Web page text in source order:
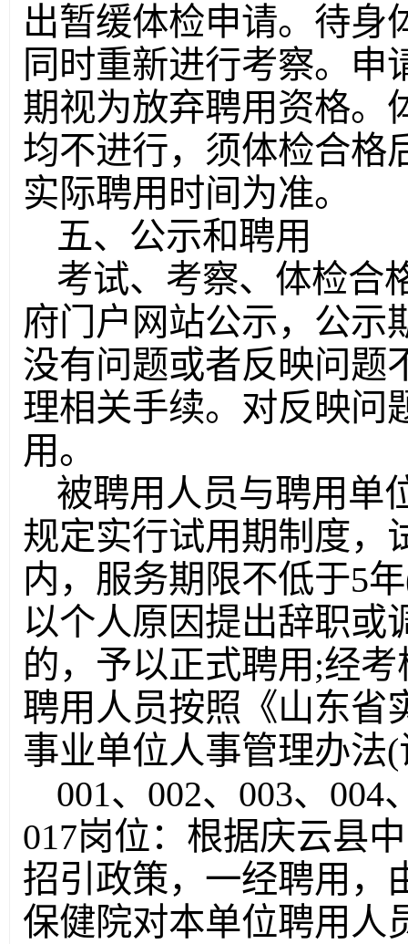
出暂缓体检申请。待身
同时重新进行考察。
期视为放弃聘用资格。
均不进行，须体检合格
实际聘用时间为准。
五、公示和聘用
考试、考察、体检合
府门户网站公示，公示
没有问题或者反映问题
理相关手续。对反映问
用。
被聘用人员与聘用单
规定实行试用期制度，
内，服务期限不低于5
以个人原因提出辞职或
的，予以正式聘用;经
聘用人员按照《山东省
事业单位人事管理办法
001、002、003、004
017岗位：根据庆云县
招引政策，一经聘用，
保健院对本单位聘用人